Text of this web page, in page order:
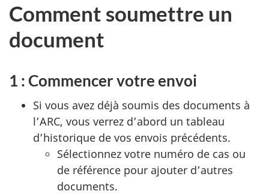
Comment soumettre un
document
1 : Commencer votre envoi
Si vous avez déjà soumis des documents à
l’ARC, vous verrez d’abord un tableau
d’historique de vos envois précédents.
Sélectionnez votre numéro de cas ou
de référence pour ajouter d’autres
documents.